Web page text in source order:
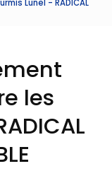
Lunel - RADICAL
les